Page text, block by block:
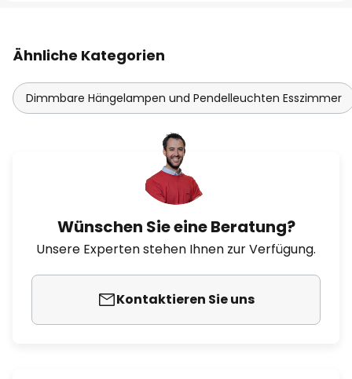
Ähnliche Kategorien
Dimmbare Hängelampen und Pendelleuchten Esszimmer
Wünschen Sie eine Beratung?
Unsere Experten stehen Ihnen zur Verfügung.
Kontaktieren Sie uns